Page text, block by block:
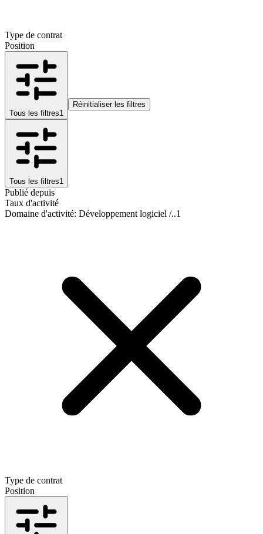
Type de contrat
Position
Tous les filtres1
Réinitialiser les filtres
Tous les filtres1
Publié depuis
Taux d'activité
Domaine d'activité: Développement logiciel /..1
Type de contrat
Position